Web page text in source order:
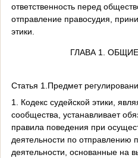
ответственность перед
отправление правосудия,
этики.
ГЛАВА 1.
Статья 1.Предмет
1. Кодекс судейской этики,
сообщества, устанавливает
правила поведения при
деятельности по отправлению
деятельности, основанные на